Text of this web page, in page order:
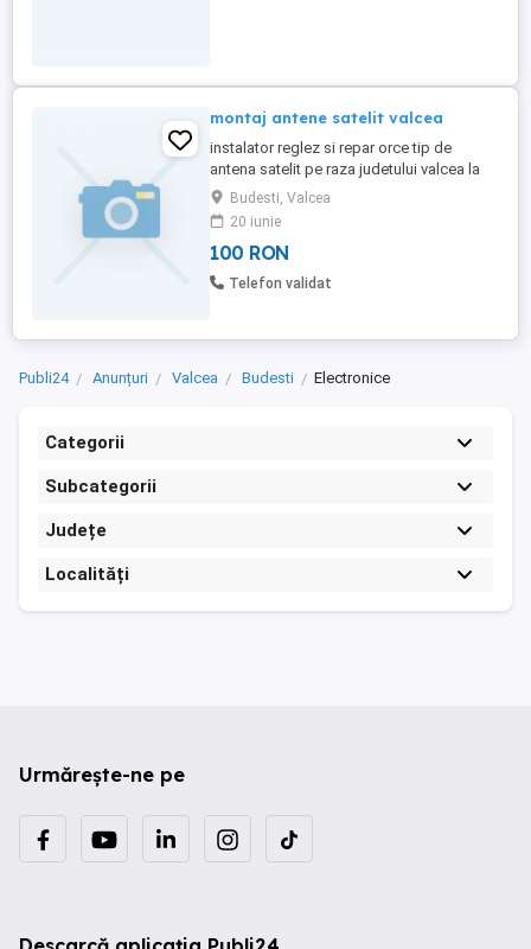
montaj antene satelit valcea
instalator reglez si repar orce tip de
antena satelit pe raza judetului valcea la
preturi avatajoase.deasemenea incheiei
contracte focusat
Budesti, Valcea
20 iunie
100 RON
Telefon validat
Publi24 Anunțuri Valcea Budesti Electronice
Categorii
Subcategorii
Județe
Localități
Urmărește-ne pe